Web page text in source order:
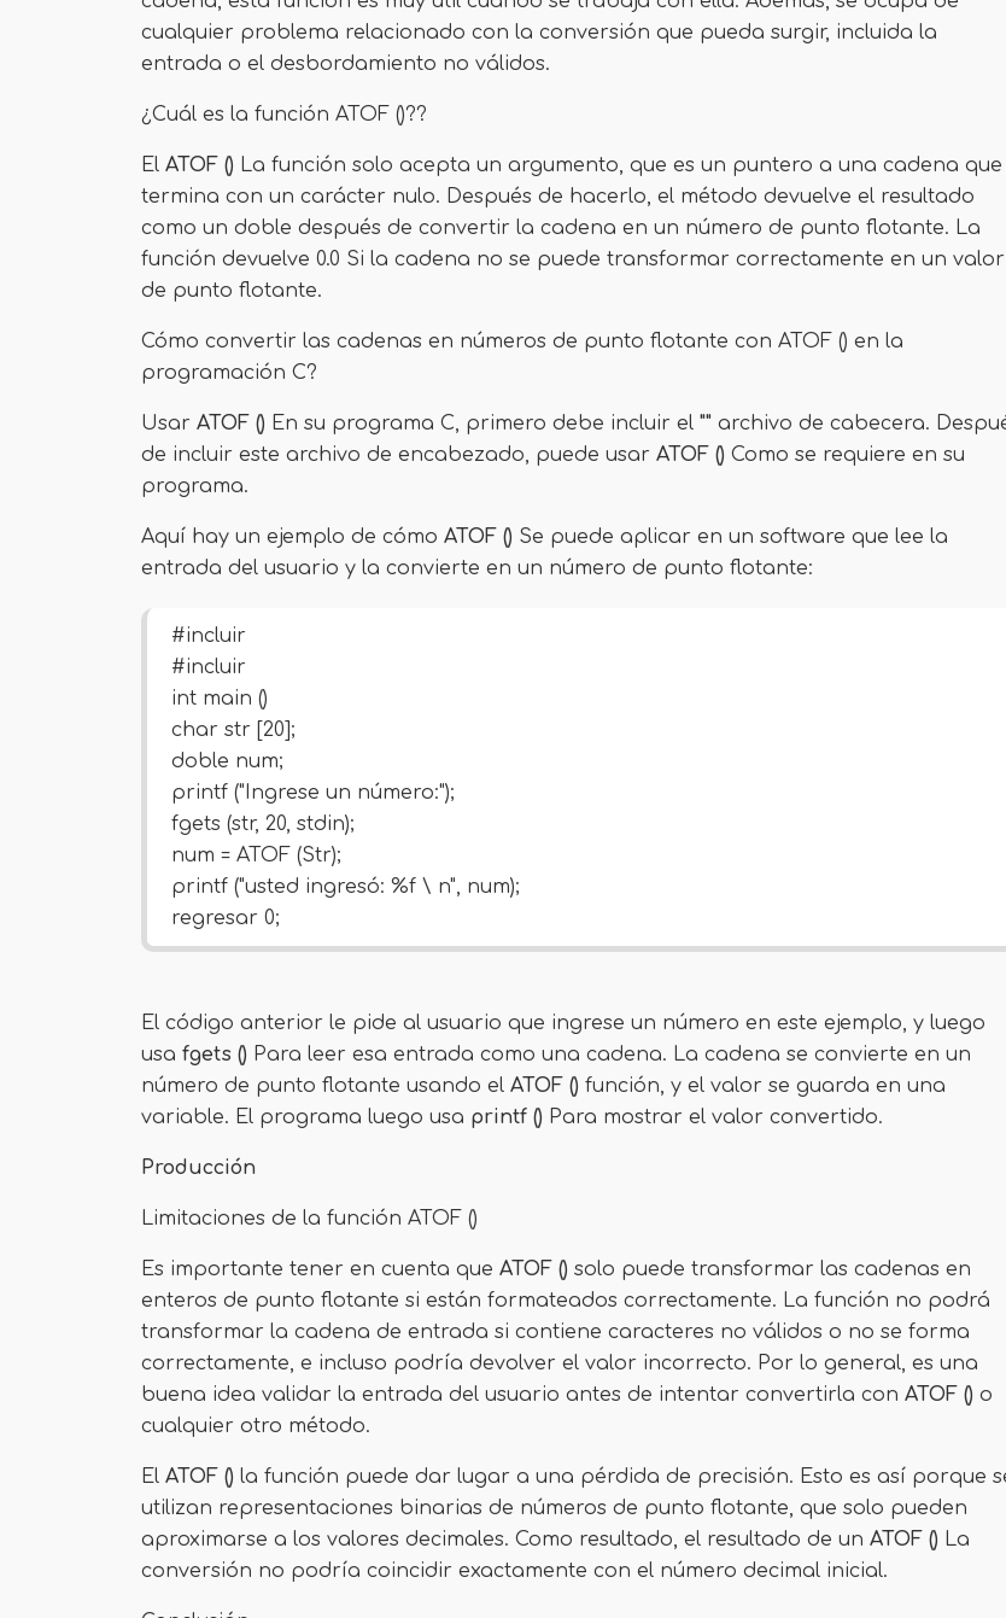
cualquier problema relacionado con la conversión que pueda surgir, incluida la
entrada o el desbordamiento no válidos.
¿Cuál es la función ATOF ()??
El ATOF () La función solo acepta un argumento, que es un puntero a una cadena que
termina con un carácter nulo. Después de hacerlo, el método devuelve el resultado
como un doble después de convertir la cadena en un número de punto flotante. La
función devuelve 0.0 Si la cadena no se puede transformar correctamente en un valor
de punto flotante.
Cómo convertir las cadenas en números de punto flotante con ATOF () en la
programación C?
Usar ATOF () En su programa C, primero debe incluir el "" archivo de cabecera.
de incluir este archivo de encabezado, puede usar ATOF () Como se requiere en su
programa.
Aquí hay un ejemplo de cómo ATOF () Se puede aplicar en un software que lee la
entrada del usuario y la convierte en un número de punto flotante:
#incluir
#incluir
int main ()
char str [20];
doble num;
printf ("Ingrese un número:");
fgets (str, 20, stdin);
num = ATOF (Str);
printf ("usted ingresó: %f \ n", num);
regresar 0;
El código anterior le pide al usuario que ingrese un número en este ejemplo, y luego
usa fgets () Para leer esa entrada como una cadena. La cadena se convierte en un
número de punto flotante usando el ATOF () función, y el valor se guarda en una
variable. El programa luego usa printf () Para mostrar el valor convertido.
Producción
Limitaciones de la función ATOF ()
Es importante tener en cuenta que ATOF () solo puede transformar las cadenas en
enteros de punto flotante si están formateados correctamente. La función no podrá
transformar la cadena de entrada si contiene caracteres no válidos o no se forma
correctamente, e incluso podría devolver el valor incorrecto. Por lo general, es una
buena idea validar la entrada del usuario antes de intentar convertirla con ATOF () o
cualquier otro método.
El ATOF () la función puede dar lugar a una pérdida de precisión. Esto es así porque
utilizan representaciones binarias de números de punto flotante, que solo pueden
aproximarse a los valores decimales. Como resultado, el resultado de un ATOF () La
conversión no podría coincidir exactamente con el número decimal inicial.